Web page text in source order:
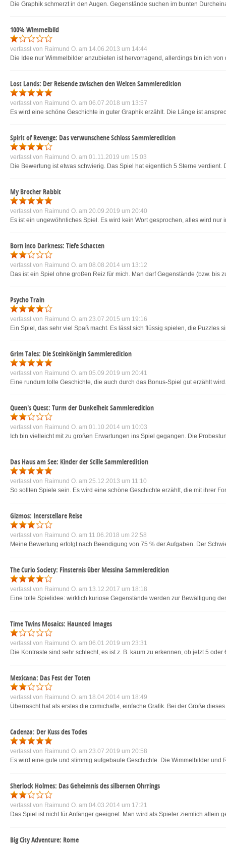
Die Graphik schmerzt in den Augen. Gegenstände suchen im bunten
100% Wimmelbild
verfasst von Raimund O. am 14.06.2013 um 14:44
Die Idee nur Wimmelbilder anzubieten ist hervorragend, allerdings bin ich
Lost Lands: Der Reisende zwischen den Welten Sammleredition
verfasst von Raimund O. am 06.07.2018 um 13:57
Es wird eine schöne Geschichte in guter Graphik erzählt. Die Länge ist
Spirit of Revenge: Das verwunschene Schloss Sammleredition
verfasst von Raimund O. am 01.11.2019 um 15:03
Die Bewertung ist etwas schwierig. Das Spiel hat eigentlich 5 Sterne
My Brother Rabbit
verfasst von Raimund O. am 20.09.2019 um 20:40
Es ist ein ungewöhnliches Spiel. Es wird kein Wort gesprochen, alles wird
Born into Darkness: Tiefe Schatten
verfasst von Raimund O. am 08.08.2014 um 13:12
Das ist ein Spiel ohne großen Reiz für mich. Man darf Gegenstände (bzw.
Psycho Train
verfasst von Raimund O. am 23.07.2015 um 19:16
Ein Spiel, das sehr viel Spaß macht. Es lässt sich flüssig spielen, die Puzzles
Grim Tales: Die Steinkönigin Sammleredition
verfasst von Raimund O. am 05.09.2019 um 20:41
Eine rundum tolle Geschichte, die auch durch das Bonus-Spiel gut erzählt
Queen's Quest: Turm der Dunkelheit Sammleredition
verfasst von Raimund O. am 01.10.2014 um 10:03
Ich bin vielleicht mit zu großen Erwartungen ins Spiel gegangen. Die
Das Haus am See: Kinder der Stille Sammleredition
verfasst von Raimund O. am 25.12.2013 um 11:10
So sollten Spiele sein. Es wird eine schöne Geschichte erzählt, die mit ihrer
Gizmos: Interstellare Reise
verfasst von Raimund O. am 11.06.2018 um 22:58
Meine Bewertung erfolgt nach Beendigung von 75 % der Aufgaben. Der
The Curio Society: Finsternis über Messina Sammleredition
verfasst von Raimund O. am 13.12.2017 um 18:18
Eine tolle Spielidee: wirklich kuriose Gegenstände werden zur Bewältigung
Time Twins Mosaics: Haunted Images
verfasst von Raimund O. am 06.01.2019 um 23:31
Die Kontraste sind sehr schlecht, es ist z. B. kaum zu erkennen, ob jetzt 5
Mexicana: Das Fest der Toten
verfasst von Raimund O. am 18.04.2014 um 18:49
Überrascht hat als erstes die comichafte, einfache Grafik. Bei der Größe
Cadenza: Der Kuss des Todes
verfasst von Raimund O. am 23.07.2019 um 20:58
Es wird eine gute und stimmig aufgebaute Geschichte. Die Wimmelbilder
Sherlock Holmes: Das Geheimnis des silbernen Ohrrings
verfasst von Raimund O. am 04.03.2014 um 17:21
Das Spiel ist nicht für Anfänger geeignet. Man wird als Spieler ziemlich allein
Big City Adventure: Rome